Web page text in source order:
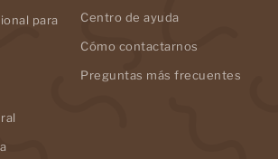
para
Centro de ayuda
Cómo contactarnos
Preguntas más frecuentes